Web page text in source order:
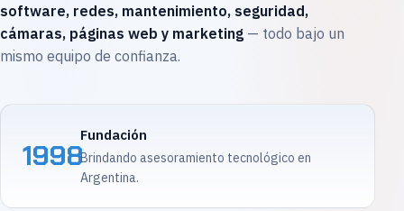
software, redes, mantenimiento, seguridad,
cámaras, páginas web y marketing — todo bajo un
mismo equipo de confianza.
1998
Fundación
Brindando asesoramiento tecnológico en
Argentina.